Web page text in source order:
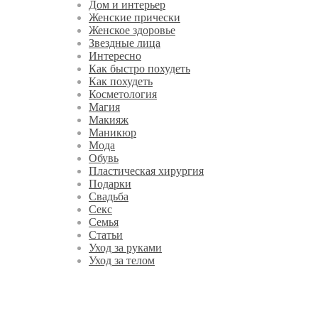
Дом и интерьер
Женские прически
Женское здоровье
Звездные лица
Интересно
Как быстро похудеть
Как похудеть
Косметология
Магия
Макияж
Маникюр
Мода
Обувь
Пластическая хирургия
Подарки
Свадьба
Секс
Семья
Статьи
Уход за руками
Уход за телом